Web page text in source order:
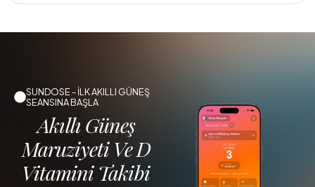
SUNDOSE - İLK AKILLI GÜNEŞ
SEANSINA BAŞLA
Akıllı Güneş
Maruziyeti Ve D
Vitamini Takibi